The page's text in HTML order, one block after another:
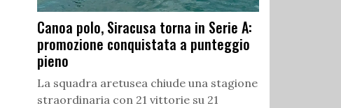
Canoa polo, Siracusa torna in Serie A:
promozione conquistata a punteggio
pieno
La squadra aretusea chiude una stagione
straordinaria con 21 vittorie su 21